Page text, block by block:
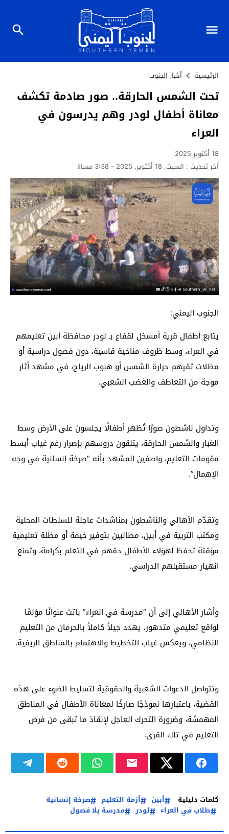
الرئيسية أخبار الجنوب
تحت الشمس الحارقة.. صور صادمة تكشف
معاناة أطفال لودر وهم يدرسون في
العراء
18 أكتوبر 2025
آخر تحديث : السبت, 18 أكتوبر, 2025 - 3:38 مساءً
الجنوب اليمني:
يتابع أطفال قرية أمسخل لقفاع بـ لودر محافظة أبين تعليمهم
في العراء، وسط ظروف مناخية قاسية، دون فصول دراسية أو
مظلات تقيهم حرارة الشمس أو هبوب الرياح، في مشهد أثار
موجة من التعاطف والغضب الشعبي.
وتداول ناشطون صورًا تُظهر أطفالًا يجلسون على الأرض وسط
الغبار والشمس الحارقة، يتلقون دروسهم بإصرار رغم غياب أبسط
مقومات التعليم، واصفين المشهد بأنه “صرخة إنسانية في وجه
الإهمال”.
وتقدّم الأهالي والناشطون بمناشدات عاجلة للسلطات المحلية
ومكتب التربية في أبين، مطالبين بتوفير خيمة أو مظلة تعليمية
مؤقتة تحفظ لهؤلاء الأطفال حقهم في التعلم بكرامة، وتمنع
انهيار مستقبلهم الدراسي.
وأشار الأهالي إلى أن “مدرسة في العراء” باتت عنوانًا مؤلمًا
لواقع تعليمي متدهور، يهدد جيلاً كاملاً بالحرمان من التعليم
النظامي، ويعكس غياب التخطيط والاهتمام بالمناطق الريفية.
وتتواصل الدعوات الشعبية والحقوقية لتسليط الضوء على هذه
القضية، باعتبارها نموذجًا صارخًا لمعاناة الأطفال في المناطق
المهمشة، وضرورة التحرك العاجل لإنقاذ ما تبقى من فرص
التعليم في تلك القرى.
كلمات دليلية أبين أزمة التعليم
صرخة إنسانية
طلاب في العراء
لودر مدرسة بلا فصول